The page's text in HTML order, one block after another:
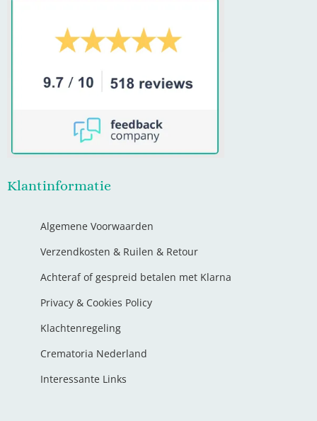
Klantinformatie
Algemene Voorwaarden
Verzendkosten & Ruilen & Retour
Achteraf of gespreid betalen met Klarna
Privacy & Cookies Policy
Klachtenregeling
Crematoria Nederland
Interessante Links